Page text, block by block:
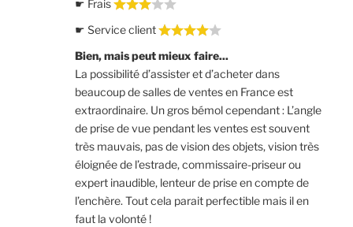
☛ Frais
☛ Service client
Bien, mais peut mieux faire...
La possibilité d’assister et d’acheter dans
beaucoup de salles de ventes en France est
extraordinaire. Un gros bémol cependant : L’angle
de prise de vue pendant les ventes est souvent
très mauvais, pas de vision des objets, vision très
éloignée de l’estrade, commissaire-priseur ou
expert inaudible, lenteur de prise en compte de
l’enchère. Tout cela parait perfectible mais il en
faut la volonté !